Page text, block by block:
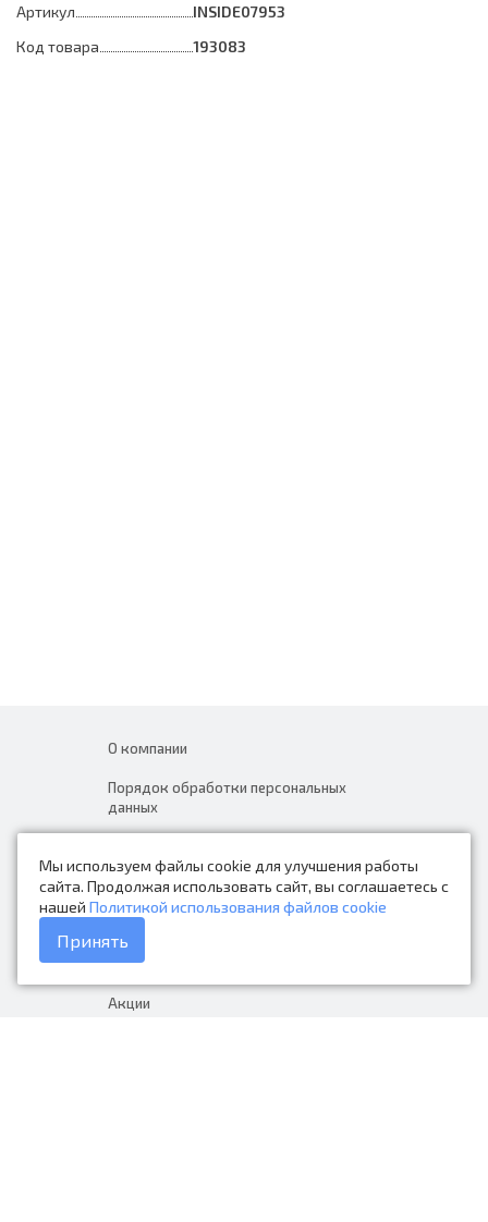
Мы используем файлы cookie для улучшения работы
сайта. Продолжая использовать сайт, вы соглашаетесь с
нашей Политикой использования файлов cookie
Принять
Артикул
INSIDE07953
Код товара
193083
О компании
Порядок обработки персональных
данных
Контакты
Каталог товаров
Доставка и оплата
Акции